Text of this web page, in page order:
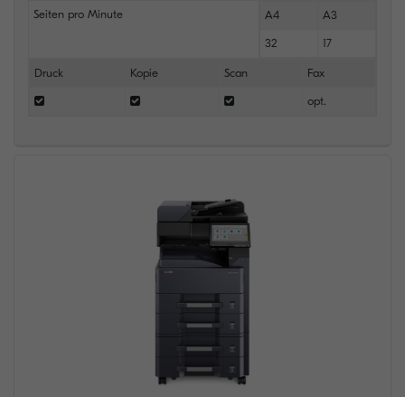
Seiten pro Minute A4 A3
32 17
Druck Kopie Scan Fax
opt.